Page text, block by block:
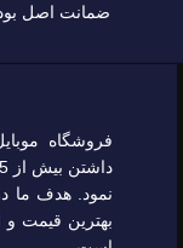
ضمانت اصل
فروشگاه
نمود. هدف ما
بهترین قیمت